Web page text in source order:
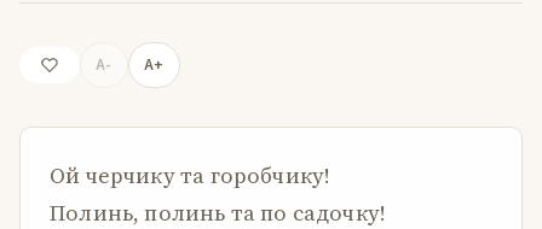
A- A+
Ой черчику та горобчику!
Полинь, полинь та по садочку!